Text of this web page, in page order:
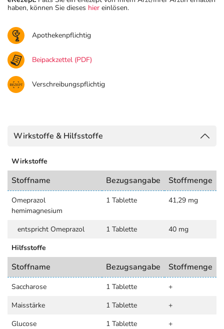
haben, können Sie dieses hier einlösen.
Apothekenpflichtig
Beipackzettel (PDF)
Verschreibungspflichtig
Wirkstoffe & Hilfsstoffe
Wirkstoffe
Stoffname Bezugsangabe Stoffmenge
Omeprazol
hemimagnesium
1 Tablette 41,29 mg
entspricht Omeprazol 1 Tablette
40 mg
Hilfsstoffe
Stoffname Bezugsangabe Stoffmenge
Saccharose 1 Tablette
+
Maisstärke
1 Tablette
+
Glucose
1 Tablette
+